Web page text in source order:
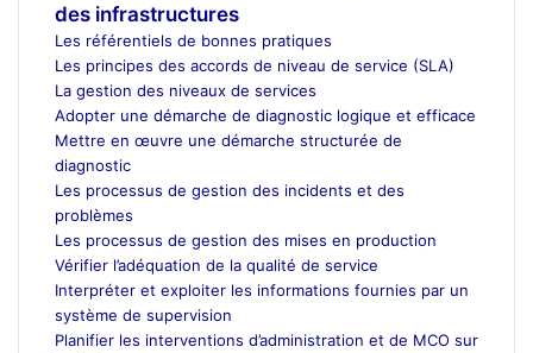
des infrastructures
Les référentiels de bonnes pratiques
Les principes des accords de niveau de service (SLA)
La gestion des niveaux de services
Adopter une démarche de diagnostic logique et efficace
Mettre en œuvre une démarche structurée de
diagnostic
Les processus de gestion des incidents et des
problèmes
Les processus de gestion des mises en production
Vérifier l’adéquation de la qualité de service
Interpréter et exploiter les informations fournies par un
système de supervision
Planifier les interventions d’administration et de MCO sur